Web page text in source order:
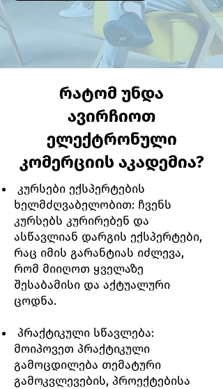
რატომ უნდა
ავირჩიოთ
ელექტრონული
კომერციის აკადემია?
კურსები ექსპერტების
ხელმძღვაბელობით: ჩვენს
კურსებს კურირებენ და
ასწავლიან დარგის ექსპერტები,
რაც იმის გარანტიას იძლევა,
რომ მიიღოთ ყველაზე
შესაბამისი და აქტუალური
ცოდნა.
პრაქტიკული სწავლება:
მოიპოვეთ პრაქტიკული
გამოცდილება თემატური
გამოკვლევების, პროექტებისა